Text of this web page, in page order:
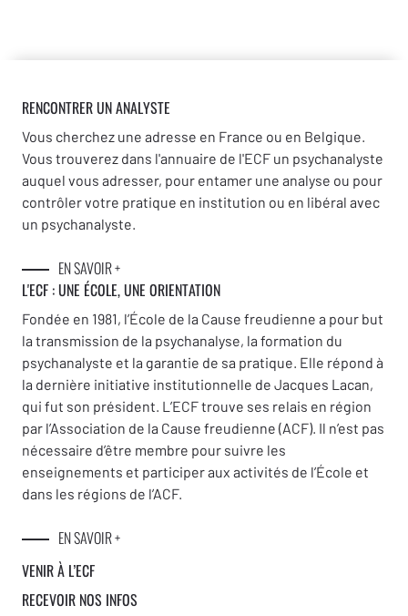
RENCONTRER UN ANALYSTE
Vous cherchez une adresse en France ou en Belgique.
Vous trouverez dans l'annuaire de l'ECF un psychanalyste
auquel vous adresser, pour entamer une analyse ou pour
contrôler votre pratique en institution ou en libéral avec
un psychanalyste.
EN SAVOIR +
L'ECF : UNE ÉCOLE, UNE ORIENTATION
Fondée en 1981, l’École de la Cause freudienne a pour but
la transmission de la psychanalyse, la formation du
psychanalyste et la garantie de sa pratique. Elle répond à
la dernière initiative institutionnelle de Jacques Lacan,
qui fut son président. L’ECF trouve ses relais en région
par l’Association de la Cause freudienne (ACF). Il n’est pas
nécessaire d’être membre pour suivre les
enseignements et participer aux activités de l’École et
dans les régions de l’ACF.
EN SAVOIR +
VENIR À L’ECF
RECEVOIR NOS INFOS